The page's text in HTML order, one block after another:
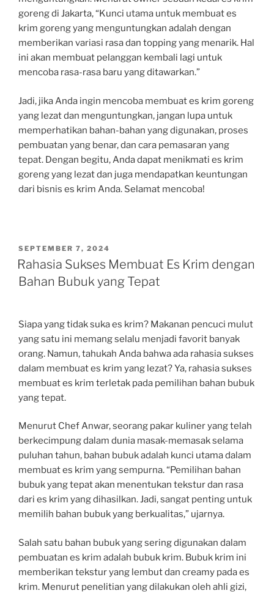
goreng di Jakarta, “Kunci utama untuk membuat es
krim goreng yang menguntungkan adalah dengan
memberikan variasi rasa dan topping yang menarik. Hal
ini akan membuat pelanggan kembali lagi untuk
mencoba rasa-rasa baru yang ditawarkan.”
Jadi, jika Anda ingin mencoba membuat es krim goreng
yang lezat dan menguntungkan, jangan lupa untuk
memperhatikan bahan-bahan yang digunakan, proses
pembuatan yang benar, dan cara pemasaran yang
tepat. Dengan begitu, Anda dapat menikmati es krim
goreng yang lezat dan juga mendapatkan keuntungan
dari bisnis es krim Anda. Selamat mencoba!
POSTED
ON
SEPTEMBER 7, 2024
Rahasia Sukses Membuat Es Krim dengan
Bahan Bubuk yang Tepat
Siapa yang tidak suka es krim? Makanan pencuci mulut
yang satu ini memang selalu menjadi favorit banyak
orang. Namun, tahukah Anda bahwa ada rahasia sukses
dalam membuat es krim yang lezat? Ya, rahasia sukses
membuat es krim terletak pada pemilihan bahan bubuk
yang tepat.
Menurut Chef Anwar, seorang pakar kuliner yang telah
berkecimpung dalam dunia masak-memasak selama
puluhan tahun, bahan bubuk adalah kunci utama dalam
membuat es krim yang sempurna. “Pemilihan bahan
bubuk yang tepat akan menentukan tekstur dan rasa
dari es krim yang dihasilkan. Jadi, sangat penting untuk
memilih bahan bubuk yang berkualitas,” ujarnya.
Salah satu bahan bubuk yang sering digunakan dalam
pembuatan es krim adalah bubuk krim. Bubuk krim ini
memberikan tekstur yang lembut dan creamy pada es
krim. Menurut penelitian yang dilakukan oleh ahli gizi,